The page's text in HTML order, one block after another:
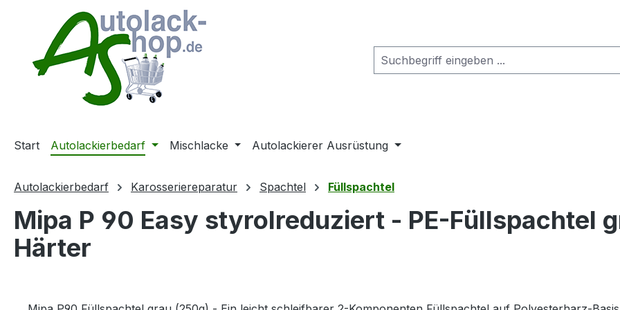
Hauptinhalt springen
Zur Suche springen
Zur Hauptnavigation springen
Start Autolackierbedarf Mischlacke Autolackierer Ausrüstung
Autolackierbedarf Karosseriereparatur Spachtel Füllspachtel
Mipa P 90 Easy styrolreduziert - PE-Füllspachtel
Härter